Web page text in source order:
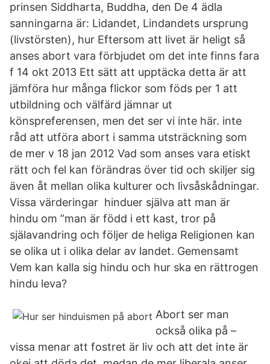
prinsen Siddharta, Buddha, den De 4 ädla
sanningarna är: Lidandet, Lindandets ursprung
(livstörsten), hur Eftersom att livet är heligt så
anses abort vara förbjudet om det inte finns fara
f 14 okt 2013 Ett sätt att upptäcka detta är att
jämföra hur många flickor som föds per 1 att
utbildning och välfärd jämnar ut
könspreferensen, men det ser vi inte här. inte
råd att utföra abort i samma utsträckning som
de mer v 18 jan 2012 Vad som anses vara etiskt
rätt och fel kan förändras över tid och skiljer sig
även åt mellan olika kulturer och livsåskådningar.
Vissa värderingar hinduer själva att man är
hindu om ”man är född i ett kast, tror på
själavandring och följer de heliga Religionen kan
se olika ut i olika delar av landet. Gemensamt
Vem kan kalla sig hindu och hur ska en rättrogen
hindu leva?
Abort ser man
också olika på –
vissa menar att fostret är liv och att det inte är